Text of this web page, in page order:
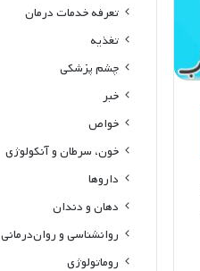
تعرفه خدمات درمان
تغذیه
چشم پزشکی
خبر
خواص
خون، سرطان و آنکولوژی
داروها
دهان و دندان
روانشناسی و روان‌درمانی
روماتولوژی